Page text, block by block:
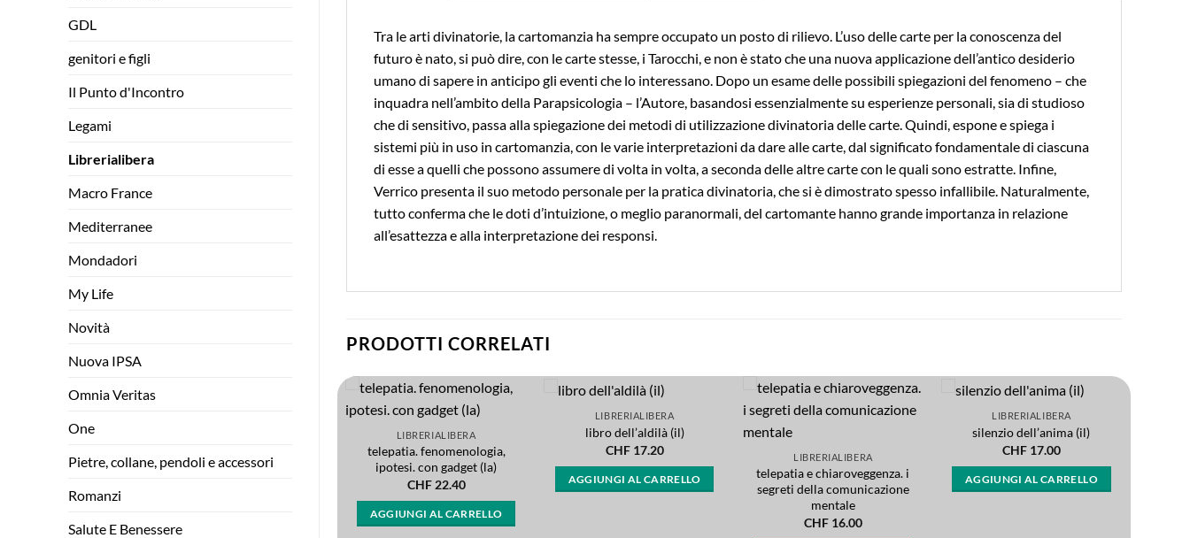
GDL
genitori e figli
Il Punto d'Incontro
Legami
Librerialibera
Macro France
Mediterranee
Mondadori
My Life
Novità
Nuova IPSA
Omnia Veritas
One
Pietre, collane, pendoli e accessori
Romanzi
Salute E Benessere
Tra le arti divinatorie, la cartomanzia ha sempre occupato un posto di rilievo. L’uso delle carte per la conoscenza del
futuro è nato, si può dire, con le carte stesse, i Tarocchi, e non è stato che una nuova applicazione dell’antico desiderio
umano di sapere in anticipo gli eventi che lo interessano. Dopo un esame delle possibili spiegazioni del fenomeno – che
inquadra nell’ambito della Parapsicologia – l’Autore, basandosi essenzialmente su esperienze personali, sia di studioso
che di sensitivo, passa alla spiegazione dei metodi di utilizzazione divinatoria delle carte. Quindi, espone e spiega i
sistemi più in uso in cartomanzia, con le varie interpretazioni da dare alle carte, dal significato fondamentale di ciascuna
di esse a quelli che possono assumere di volta in volta, a seconda delle altre carte con le quali sono estratte. Infine,
Verrico presenta il suo metodo personale per la pratica divinatoria, che si è dimostrato spesso infallibile. Naturalmente,
tutto conferma che le doti d’intuizione, o meglio paranormali, del cartomante hanno grande importanza in relazione
all’esattezza e alla interpretazione dei responsi.
PRODOTTI CORRELATI
LIBRERIALIBERA
telepatia. fenomenologia,
ipotesi. con gadget (la)
CHF22.40
AGGIUNGI AL CARRELLO
Add to
wishlist
LIBRERIALIBERA
libro dell’aldilà (il)
CHF17.20
AGGIUNGI AL CARRELLO
LIBRERIALIBERA
telepatia e chiaroveggenza. i
segreti della comunicazione
mentale
CHF16.00
Add to
wishlist
LIBRERIALIBERA
silenzio dell’anima (il)
CHF17.00
AGGIUNGI AL CARRELLO
Add to
wishlist